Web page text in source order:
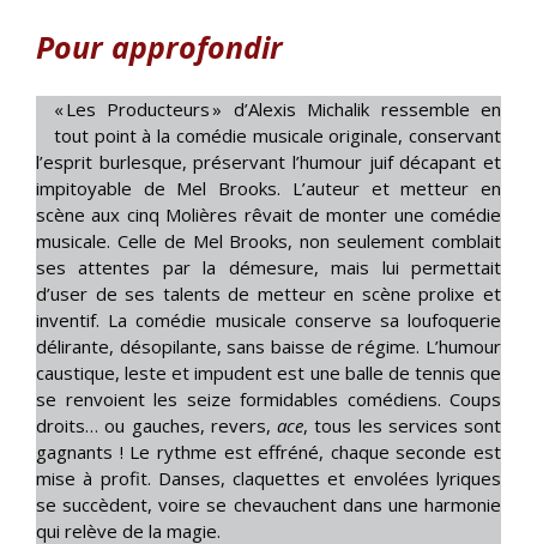
Pour approfondir
« Les Producteurs » d’Alexis Michalik ressemble en
tout point à la comédie musicale originale, conservant
l’esprit burlesque, préservant l’humour juif décapant et
impitoyable de Mel Brooks. L’auteur et metteur en
scène aux cinq Molières rêvait de monter une comédie
musicale. Celle de Mel Brooks, non seulement comblait
ses attentes par la démesure, mais lui permettait
d’user de ses talents de metteur en scène prolixe et
inventif. La comédie musicale conserve sa loufoquerie
délirante, désopilante, sans baisse de régime. L’humour
caustique, leste et impudent est une balle de tennis que
se renvoient les seize formidables comédiens. Coups
droits… ou gauches, revers, ace, tous les services sont
gagnants ! Le rythme est effréné, chaque seconde est
mise à profit. Danses, claquettes et envolées lyriques
se succèdent, voire se chevauchent dans une harmonie
qui relève de la magie.